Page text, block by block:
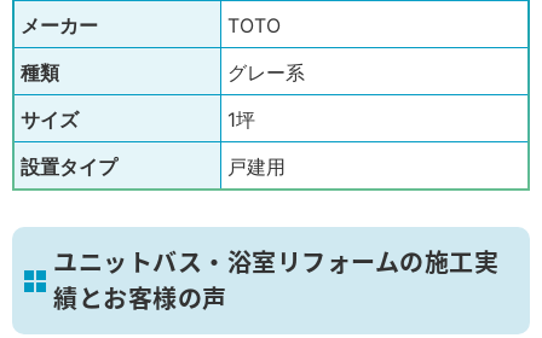
メーカー
TOTO
種類
グレー系
サイズ
1坪
設置タイプ
戸建用
ユニットバス・浴室リフォームの施工実
績とお客様の声